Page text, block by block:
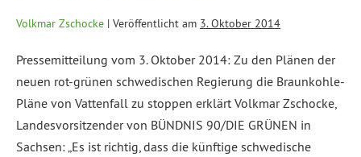
Volkmar Zschocke | Veröffentlicht am 3. Oktober 2014
Pressemitteilung vom 3. Oktober 2014: Zu den Plänen der
neuen rot-grünen schwedischen Regierung die Braunkohle-
Pläne von Vattenfall zu stoppen erklärt Volkmar Zschocke,
Landesvorsitzender von BÜNDNIS 90/DIE GRÜNEN in
Sachsen: „Es ist richtig, dass die künftige schwedische